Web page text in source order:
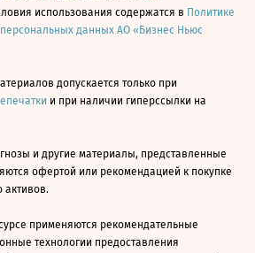
использования содержатся в Политике
данных АО «Бизнес Ньюс
допускается только при
и при наличии гиперссылки на
и другие материалы, представленные
офертой или рекомендацией к покупке
активов.
применяются рекомендательные
технологии предоставления